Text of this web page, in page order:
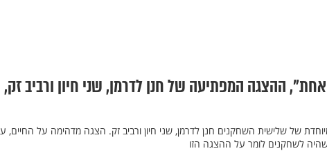
ההצגה המפתיעה של חנן לדרמן, שני חיון ורביב זק,
של שלישית השחקנים חנן לדרמן, שני חיון ורביב זק. הצגה מדהימה על החיים,
לשחקנים לומר על ההצגה הזו